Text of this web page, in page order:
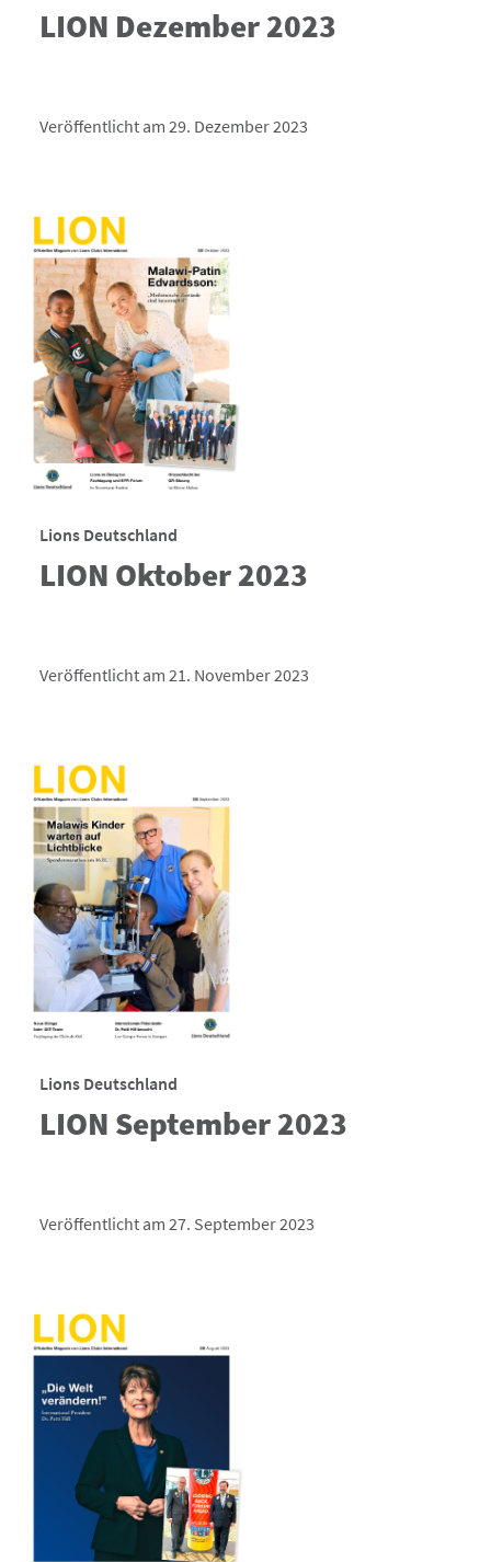
LION Dezember 2023
Veröffentlicht am 29. Dezember 2023
Lions Deutschland
LION Oktober 2023
Veröffentlicht am 21. November 2023
Lions Deutschland
LION September 2023
Veröffentlicht am 27. September 2023